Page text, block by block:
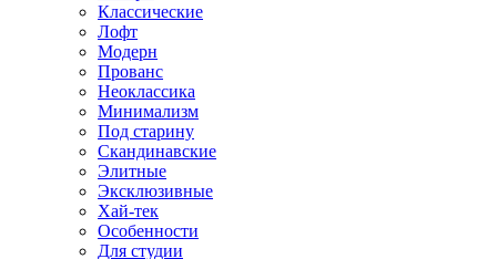
Классические
Лофт
Модерн
Прованс
Неоклассика
Минимализм
Под старину
Скандинавские
Элитные
Эксклюзивные
Хай-тек
Особенности
Для студии